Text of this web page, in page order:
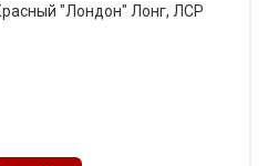
"Лондон" Лонг, ЛСР